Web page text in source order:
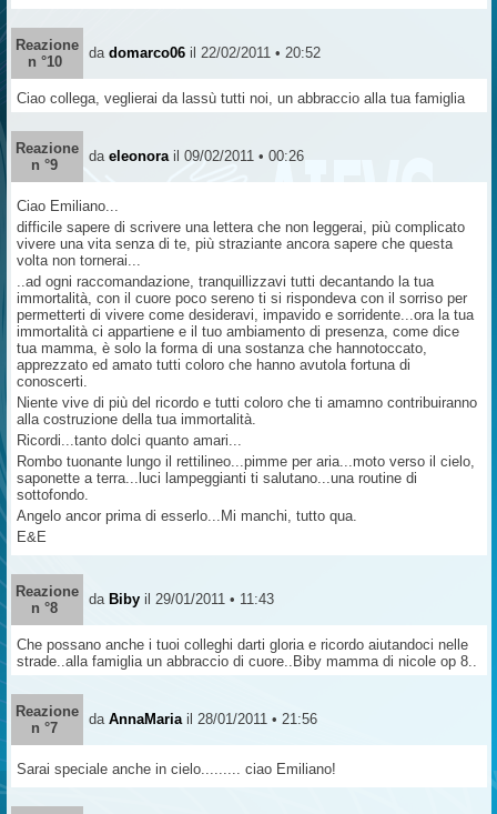
Reazione
n °10
da domarco06 il 22/02/2011 • 20:52
Ciao collega, veglierai da lassù tutti noi, un abbraccio alla tua famiglia
Reazione
n °9
da eleonora il 09/02/2011 • 00:26
Ciao Emiliano...
difficile sapere di scrivere una lettera che non leggerai, più complicato
vivere una vita senza di te, più straziante ancora sapere che questa
volta non tornerai...
..ad ogni raccomandazione, tranquillizzavi tutti decantando la tua
immortalità, con il cuore poco sereno ti si rispondeva con il sorriso per
permetterti di vivere come desideravi, impavido e sorridente...ora la tua
immortalità ci appartiene e il tuo ambiamento di presenza, come dice
tua mamma, è solo la forma di una sostanza che hannotoccato,
apprezzato ed amato tutti coloro che hanno avutola fortuna di
conoscerti.
Niente vive di più del ricordo e tutti coloro che ti amamno contribuiranno
alla costruzione della tua immortalità.
Ricordi...tanto dolci quanto amari...
Rombo tuonante lungo il rettilineo...pimme per aria...moto verso il cielo,
saponette a terra...luci lampeggianti ti salutano...una routine di
sottofondo.
Angelo ancor prima di esserlo...Mi manchi, tutto qua.
E&E
Reazione
n °8
da Biby il 29/01/2011 • 11:43
Che possano anche i tuoi colleghi darti gloria e ricordo aiutandoci nelle
strade..alla famiglia un abbraccio di cuore..Biby mamma di nicole op 8..
Reazione
n °7
da AnnaMaria il 28/01/2011 • 21:56
Sarai speciale anche in cielo......... ciao Emiliano!